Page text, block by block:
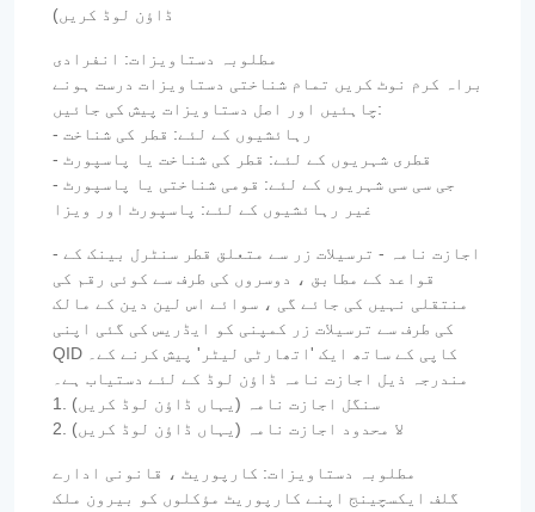
ڈاؤن لوڈ کریں)
مطلوبہ دستاویزات: انفرادی
براہ کرم نوٹ کریں تمام شناختی دستاویزات درست ہونے
چاہئیں اور اصل دستاویزات پیش کی جائیں:
- رہائشیوں کے لئے: قطر کی شناخت
- قطری شہریوں کے لئے: قطر کی شناخت یا پاسپورٹ
- جی سی سی شہریوں کے لئے: قومی شناختی یا پاسپورٹ
غیر رہائشیوں کے لئے: پاسپورٹ اور ویزا
- اجازت نامہ - ترسیلات زر سے متعلق قطر سنٹرل بینک کے
قواعد کے مطابق ، دوسروں کی طرف سے کوئی رقم کی
منتقلی نہیں کی جائے گی ، سوائے اس لین دین کے مالک
کی طرف سے ترسیلات زر کمپنی کو ایڈریس کی گئی اپنی
QID کاپی کے ساتھ ایک 'اتھارٹی لیٹر' پیش کرنے کے۔
مندرجہ ذیل اجازت نامہ ڈاؤن لوڈ کے لئے دستیاب ہے۔
1. سنگل اجازت نامہ (یہاں ڈاؤن لوڈ کریں)
2. لا محدود اجازت نامہ (یہاں ڈاؤن لوڈ کریں)
مطلوبہ دستاویزات: کارپوریٹ ، قانونی ادارے
گلف ایکسچینج اپنے کارپوریٹ مؤکلوں کو بیرون ملک